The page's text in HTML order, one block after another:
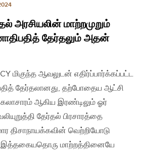
அரசியலின் மாற்றமுறும்
தேர்தலும் அதன்
மிகுந்த ஆவலுடன் எதிர்ப்பார்க்கப்பட்ட
தேர்தலானது, தற்போதைய ஆட்சி
ஆகிய இரண்டிலும் ஓர்
தேர்தல் பிரசாரத்தை
திசாநாயக்கவின் வெற்றியோடு
இத்தகையதொரு மாற்றத்தினையே